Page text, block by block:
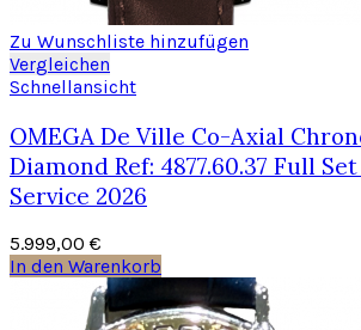
Zu Wunschliste hinzufügen
Vergleichen
Schnellansicht
OMEGA De Ville Co-Axial
Diamond Ref: 4877.60.37 Full
Service 2026
5.999,00 €
In den Warenkorb